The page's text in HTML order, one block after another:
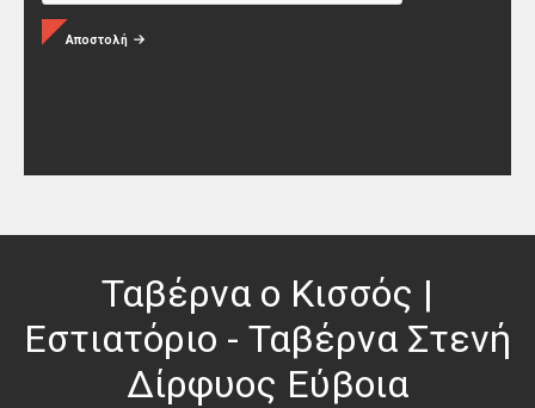
Αποστολή
Ταβέρνα ο Κισσός |
Εστιατόριο - Ταβέρνα Στενή
Δίρφυος Εύβοια